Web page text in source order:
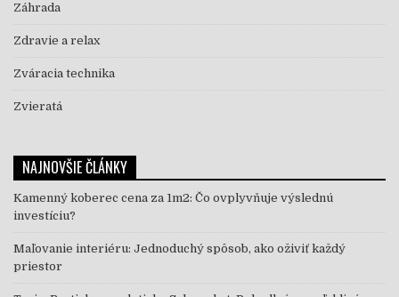
Záhrada
Zdravie a relax
Zváracia technika
Zvieratá
NAJNOVŠIE ČLÁNKY
Kamenný koberec cena za 1m2: Čo ovplyvňuje výslednú
investíciu?
Maľovanie interiéru: Jednoduchý spôsob, ako oživiť každý
priestor